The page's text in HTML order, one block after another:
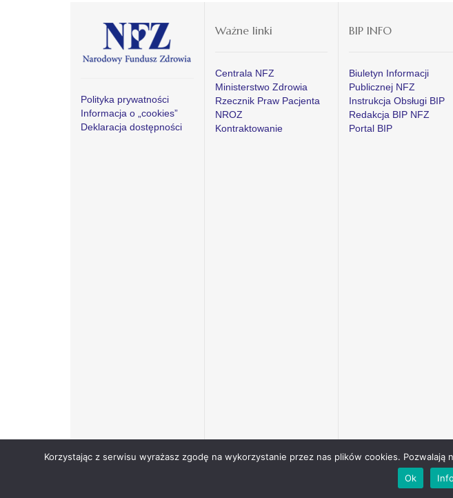
Polityka prywatności
Informacja o „cookies”
Deklaracja dostępności
Ważne linki
Centrala NFZ
Ministerstwo Zdrowia
Rzecznik Praw Pacjenta
NROZ
Kontraktowanie
BIP INFO
Biuletyn Informacji
Publicznej NFZ
Instrukcja Obsługi BIP
Redakcja BIP NFZ
Portal BIP
Copyright © Narodowy Fundusz Zdrowia 2024.
Korzystając z serwisu wyrażasz zgodę na wykorzystanie przez nas plików cookies.
Ok